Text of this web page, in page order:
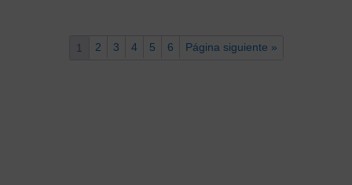
1 2 3 4 5 6 Página siguiente »